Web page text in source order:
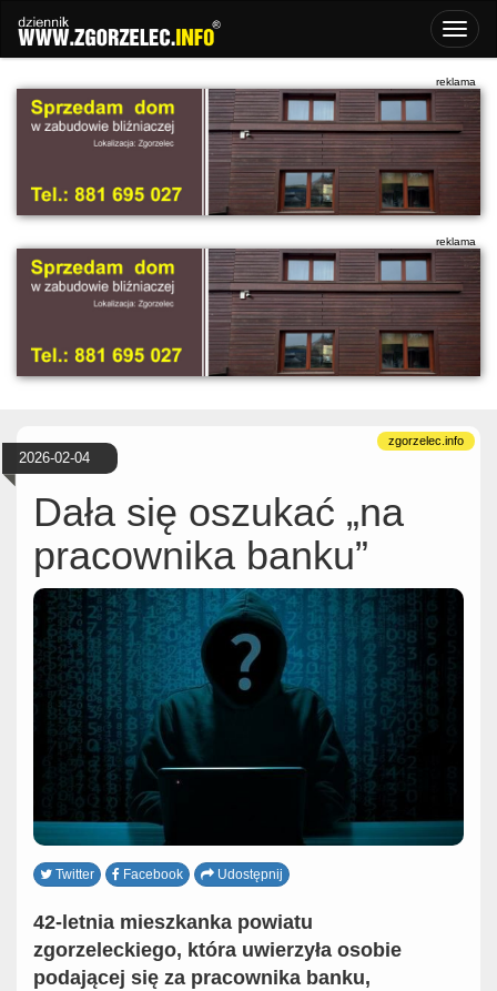
2026-02-04
Dała się oszukać „na
pracownika banku”
Twitter Facebook Udostępnij
42-letnia mieszkanka powiatu
zgorzeleckiego, która uwierzyła osobie
podającej się za pracownika banku,